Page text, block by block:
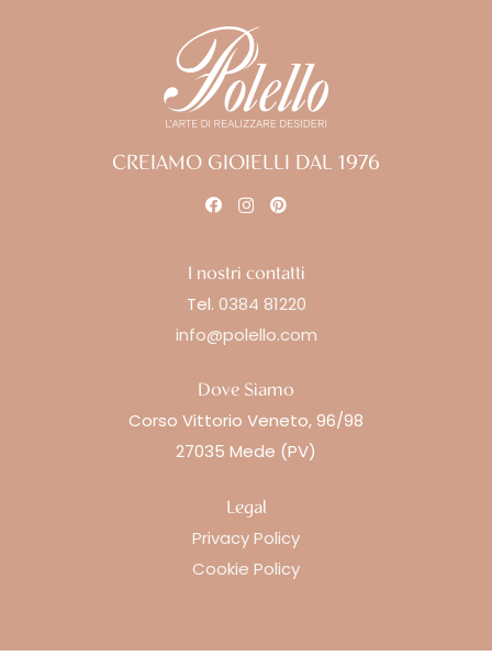
CREIAMO GIOIELLI DAL 1976
I nostri contatti
Tel. 0384 81220
info@polello.com
Dove Siamo
Corso Vittorio Veneto, 96/98
27035 Mede (PV)
Legal
Privacy Policy
Cookie Policy